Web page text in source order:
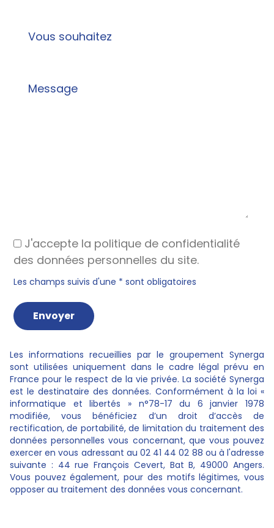
J'accepte la politique de confidentialité
des données personnelles du site.
Les champs suivis d'une * sont obligatoires
Les informations recueillies par le groupement Synerga
sont utilisées uniquement dans le cadre légal prévu en
France pour le respect de la vie privée. La société Synerga
est le destinataire des données. Conformément à la loi «
informatique et libertés » n°78-17 du 6 janvier 1978
modifiée, vous bénéficiez d’un droit d’accès de
rectification, de portabilité, de limitation du traitement des
données personnelles vous concernant, que vous pouvez
exercer en vous adressant au 02 41 44 02 88 ou à l'adresse
suivante : 44 rue François Cevert, Bat B, 49000 Angers.
Vous pouvez également, pour des motifs légitimes, vous
opposer au traitement des données vous concernant.